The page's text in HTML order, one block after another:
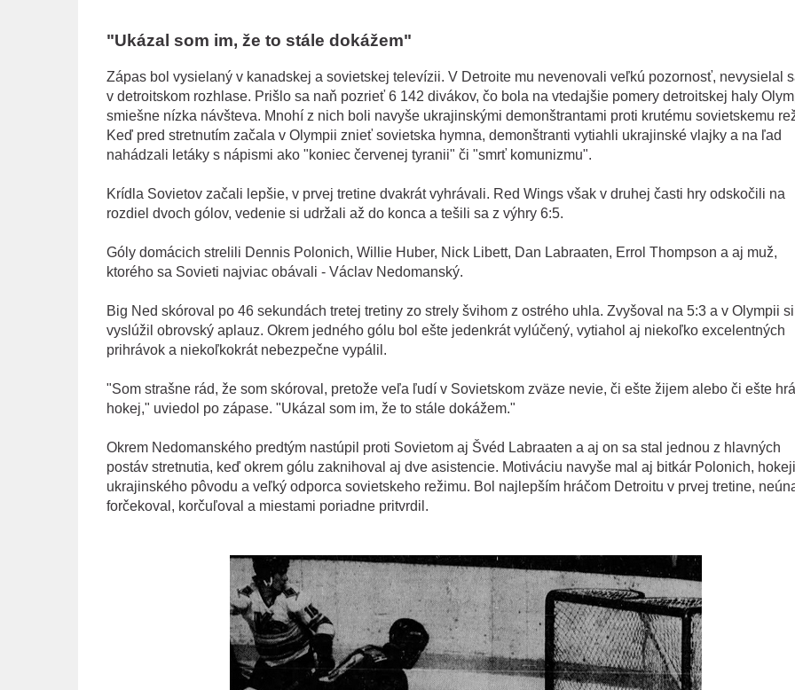
"Ukázal som im, že to stále dokážem"
Zápas bol vysielaný v kanadskej a sovietskej televízii. V Detroite mu nevenovali veľkú pozornosť, nevysielal
v detroitskom rozhlase. Prišlo sa naň pozrieť 6. 142 divákov, čo bola na vtedajšie pomery detroitskej haly
smiešne nízka návšteva. Mnohí z nich boli navyše ukrajinskými demonštrantami proti krutému sovietskemu
Keď pred stretnutím začala v Olympii znieť sovietska hymna, demonštranti vytiahli ukrajinské vlajky a na ľad
nahádzali letáky s nápismi ako "koniec červenej tyranii" či "smrť komunizmu".
Krídla Sovietov začali lepšie, v prvej tretine dvakrát vyhrávali. Red Wings však v druhej časti hry odskočili na
rozdiel dvoch gólov, vedenie si udržali až do konca a tešili sa z výhry 6:5.
Góly domácich strelili Dennis Polonich, Willie Huber, Nick Libett, Dan Labraaten, Errol Thompson a aj muž,
ktorého sa Sovieti najviac obávali - Václav Nedomanský.
Big Ned skóroval po 46 sekundách tretej tretiny zo strely švihom z ostrého uhla. Zvyšoval na 5:3 a v Olympii si
vyslúžil obrovský aplauz. Okrem jedného gólu bol ešte jedenkrát vylúčený, vytiahol aj niekoľko excelentných
prihrávok a niekoľkokrát nebezpečne vypálil.
"Som strašne rád, že som skóroval, pretože veľa ľudí v Sovietskom zväze nevie, či ešte žijem alebo či ešte
hokej," uviedol po zápase. "Ukázal som im, že to stále dokážem."
Okrem Nedomanského predtým nastúpil proti Sovietom aj Švéd Labraaten a aj on sa stal jednou z hlavných
postáv stretnutia, keď okrem gólu zaknihoval aj dve asistencie. Motiváciu navyše mal aj bitkár Polonich,
ukrajinského pôvodu a veľký odporca sovietskeho režimu. Bol najlepším hráčom Detroitu v prvej tretine,
forčekoval, korčuľoval a miestami poriadne pritvrdil.